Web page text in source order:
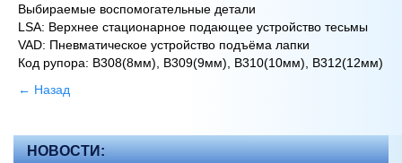
НОВОСТИ:
Выбираемые воспомогательные детали
LSA: Верхнее стационарное подающее устройство тесьмы
VAD: Пневматическое устройство подъёма лапки
Код рупора: B308(8мм), B309(9мм), B310(10мм), B312(12мм)
← Назад